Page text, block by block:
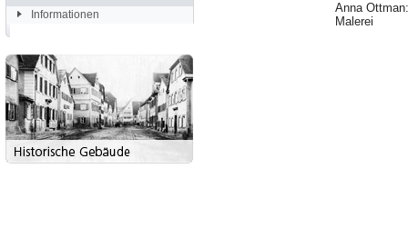
Informationen
Anna
Malerei